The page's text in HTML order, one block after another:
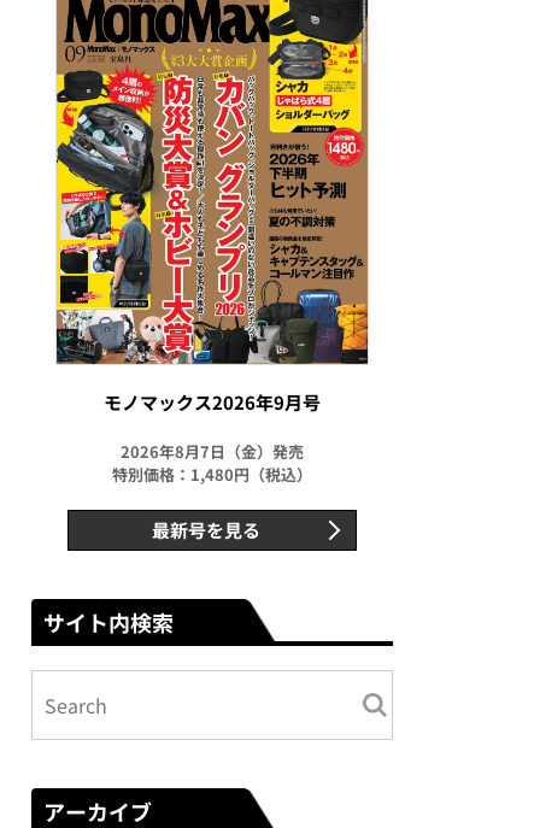
モノマックス2026年9月号
2026年8月7日（金）発売
特別価格：1,480円（税込）
最新号を見る
サイト内検索
アーカイブ